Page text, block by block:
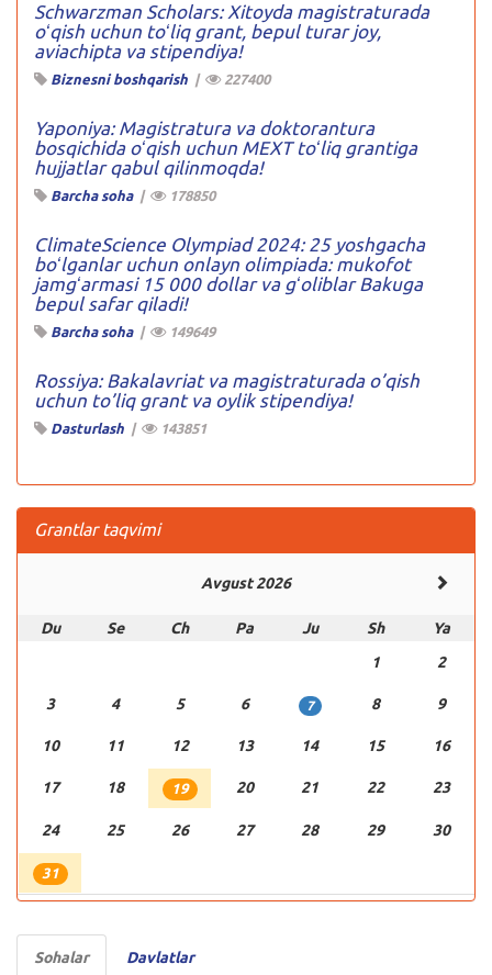
Schwarzman Scholars: Xitoyda magistraturada
oʻqish uchun toʻliq grant, bepul turar joy,
aviachipta va stipendiya!
Biznesni boshqarish | 227400
Yaponiya: Magistratura va doktorantura
bosqichida oʻqish uchun MEXT toʻliq grantiga
hujjatlar qabul qilinmoqda!
Barcha soha| 178850
ClimateScience Olympiad 2024: 25 yoshgacha
boʻlganlar uchun onlayn olimpiada: mukofot
jamgʻarmasi 15 000 dollar va gʻoliblar Bakuga
bepul safar qiladi!
Barcha soha| 149649
Rossiya: Bakalavriat va magistraturada o’qish
uchun to’liq grant va oylik stipendiya!
Dasturlash | 143851
Grantlar taqvimi
Avgust 2026
Du Se Ch Pa Ju Sh
Ya
1
2
3 4 5 6 7 8 9
10 11 12 13 14 15 16
17 18 19 20 21 22 23
24 25 26 27 28 29 30
31
Sohalar Davlatlar